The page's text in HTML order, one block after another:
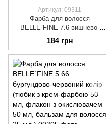
Артикул: 09311
Фарба для волосся
BELLE`FINE 7.6 вишнево-
червоний колір (тюбик з крем-
фарбою 50 мл, флакон з
окислювачем 50 мл, бальзам
для волосся 25 мл.)
184 грн